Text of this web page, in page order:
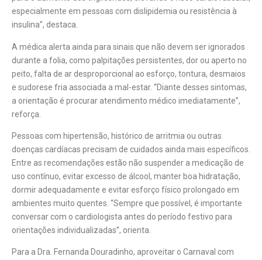
especialmente em pessoas com dislipidemia ou resistência à
insulina”, destaca.
A médica alerta ainda para sinais que não devem ser ignorados
durante a folia, como palpitações persistentes, dor ou aperto no
peito, falta de ar desproporcional ao esforço, tontura, desmaios
e sudorese fria associada a mal-estar. “Diante desses sintomas,
a orientação é procurar atendimento médico imediatamente”,
reforça.
Pessoas com hipertensão, histórico de arritmia ou outras
doenças cardíacas precisam de cuidados ainda mais específicos.
Entre as recomendações estão não suspender a medicação de
uso contínuo, evitar excesso de álcool, manter boa hidratação,
dormir adequadamente e evitar esforço físico prolongado em
ambientes muito quentes. “Sempre que possível, é importante
conversar com o cardiologista antes do período festivo para
orientações individualizadas”, orienta.
Para a Dra. Fernanda Douradinho, aproveitar o Carnaval com